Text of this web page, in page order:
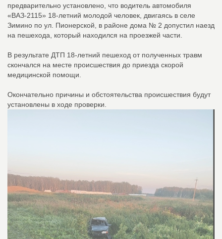
предварительно установлено, что водитель автомобиля
«ВАЗ-2115» 18-летний молодой человек, двигаясь в селе
Зимино по ул. Пионерской, в районе дома № 2 допустил наезд
на пешехода, который находился на проезжей части.
В результате ДТП 18-летний пешеход от полученных травм
скончался на месте происшествия до приезда скорой
медицинской помощи.
Окончательно причины и обстоятельства происшествия будут
установлены в ходе проверки.